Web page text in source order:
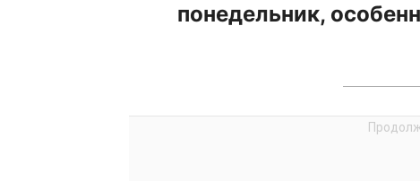
понедельник,